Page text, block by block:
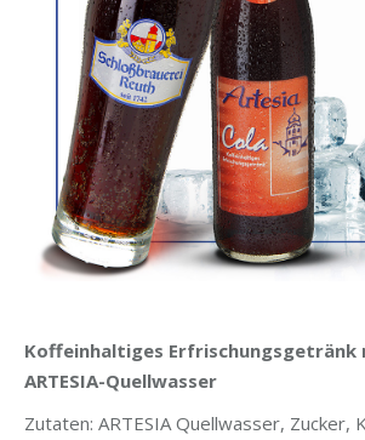
Koffeinhaltiges
ARTESIA-Quellwasser
Zutaten: ARTESIA Quellwasser, Zucker,